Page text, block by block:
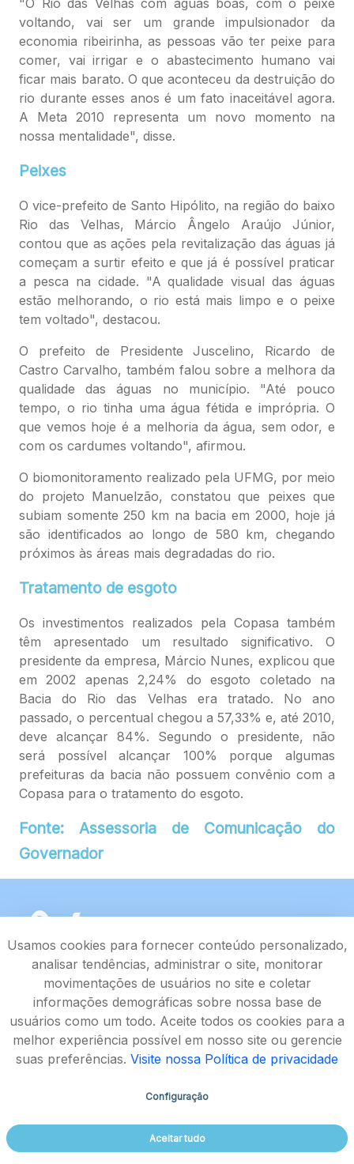
"O Rio das Velhas com águas boas, com o peixe
voltando, vai ser um grande impulsionador da
economia ribeirinha, as pessoas vão ter peixe para
comer, vai irrigar e o abastecimento humano vai
ficar mais barato. O que aconteceu da destruição do
rio durante esses anos é um fato inaceitável agora.
A Meta 2010 representa um novo momento na
nossa mentalidade", disse.
Peixes
O vice-prefeito de Santo Hipólito, na região do baixo
Rio das Velhas, Márcio Ângelo Araújo Júnior,
contou que as ações pela revitalização das águas já
começam a surtir efeito e que já é possível praticar
a pesca na cidade. "A qualidade visual das águas
estão melhorando, o rio está mais limpo e o peixe
tem voltado", destacou.
O prefeito de Presidente Juscelino, Ricardo de
Castro Carvalho, também falou sobre a melhora da
qualidade das águas no município. "Até pouco
tempo, o rio tinha uma água fétida e imprópria. O
que vemos hoje é a melhoria da água, sem odor, e
com os cardumes voltando", afirmou.
O biomonitoramento realizado pela UFMG, por meio
do projeto Manuelzão, constatou que peixes que
subiam somente 250 km na bacia em 2000, hoje já
são identificados ao longo de 580 km, chegando
próximos às áreas mais degradadas do rio.
Tratamento de esgoto
Os investimentos realizados pela Copasa também
têm apresentado um resultado significativo. O
presidente da empresa, Márcio Nunes, explicou que
em 2002 apenas 2,24% do esgoto coletado na
Bacia do Rio das Velhas era tratado. No ano
passado, o percentual chegou a 57,33% e, até 2010,
deve alcançar 84%. Segundo o presidente, não
será possível alcançar 100% porque algumas
prefeituras da bacia não possuem convênio com a
Copasa para o tratamento do esgoto.
Fonte: Assessoria de Comunicação do
Governador
Rodovia João Paulo II, 4143, Bairro Serra Verde - CEP
31630-900
Usamos cookies para fornecer conteúdo personalizado,
analisar tendências, administrar o site, monitorar
movimentações de usuários no site e coletar
informações demográficas sobre nossa base de
usuários como um todo. Aceite todos os cookies para a
melhor experiência possível em nosso site ou gerencie
suas preferências. Visite nossa Política de privacidade
Configuração
Aceitar tudo